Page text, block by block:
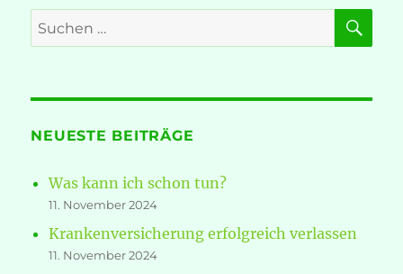
Suche
nach:
NEUESTE BEITRÄGE
Was kann ich schon tun?
11. November 2024
Krankenversicherung erfolgreich verlassen
11. November 2024